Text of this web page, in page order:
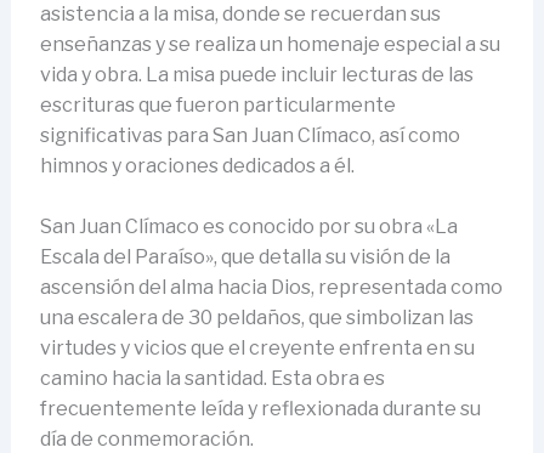
asistencia a la misa, donde se recuerdan sus
enseñanzas y se realiza un homenaje especial a su
vida y obra. La misa puede incluir lecturas de las
escrituras que fueron particularmente
significativas para San Juan Clímaco, así como
himnos y oraciones dedicados a él.
San Juan Clímaco es conocido por su obra «La
Escala del Paraíso», que detalla su visión de la
ascensión del alma hacia Dios, representada como
una escalera de 30 peldaños, que simbolizan las
virtudes y vicios que el creyente enfrenta en su
camino hacia la santidad. Esta obra es
frecuentemente leída y reflexionada durante su
día de conmemoración.